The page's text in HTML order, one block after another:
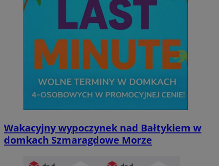
Wakacyjny wypoczynek nad Bałtykiem w
domkach Szmaragdowe Morze